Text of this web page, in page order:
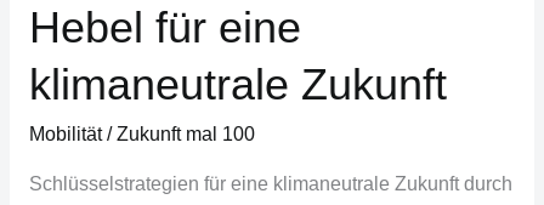
Hebel für eine
klimaneutrale Zukunft
Mobilität/Zukunft mal 100
Schlüsselstrategien für eine klimaneutrale Zukunft durch